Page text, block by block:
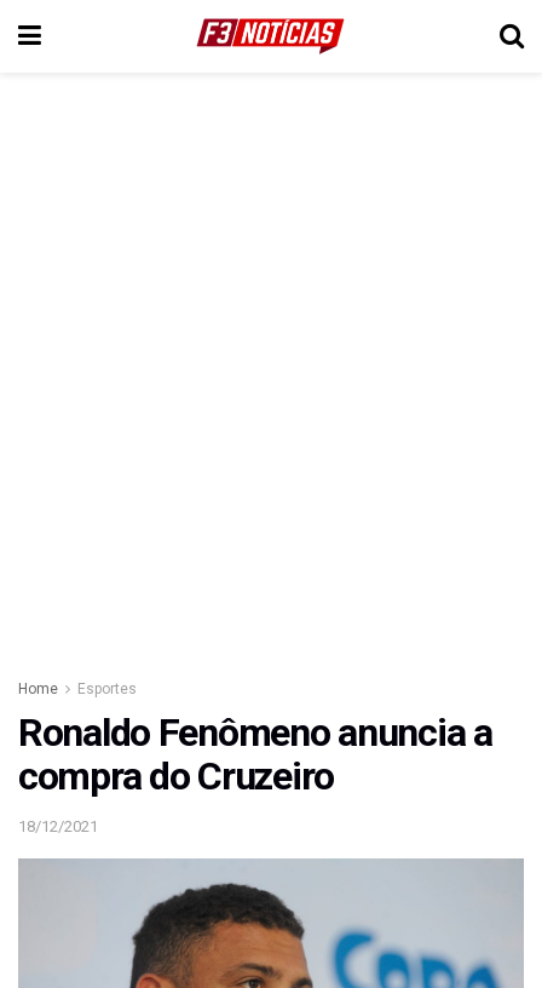
Home Esportes
Ronaldo Fenômeno anuncia a
compra do Cruzeiro
18/12/2021